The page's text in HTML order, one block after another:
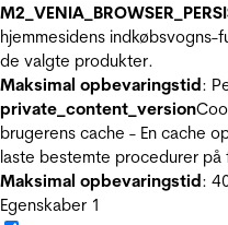
hjemmesidens indkøbsvogns-
de valgte produkter.
Maksimal opbevaringstid:
private_content_version
brugerens cache - En cache
laste bestemte procedurer
Maksimal opbevaringstid:
Egenskaber 1